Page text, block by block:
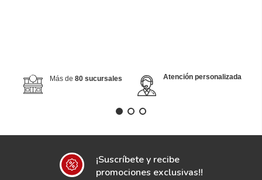
Más de 80 sucursales Atención personalizada
¡Suscríbete y recibe
promociones exclusivas!!